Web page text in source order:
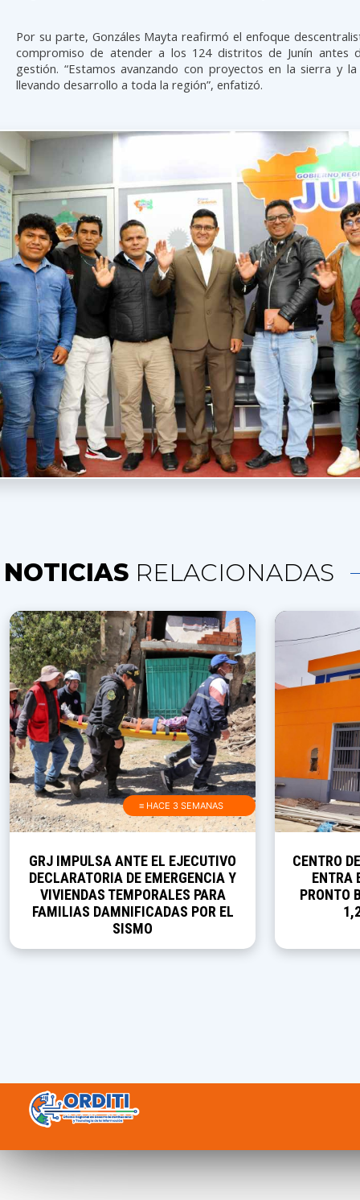
Por su parte, Gonzáles Mayta reafirmó el enfoque
compromiso de atender a los 124 distritos de Junín antes
gestión. “Estamos avanzando con proyectos en la sierra y
llevando desarrollo a toda la región”, enfatizó.
NOTICIAS RELACIONADAS
≡ HACE 3 SEMANAS
GRJ IMPULSA ANTE EL EJECUTIVO
DECLARATORIA DE EMERGENCIA Y
VIVIENDAS TEMPORALES PARA
FAMILIAS DAMNIFICADAS POR EL
SISMO
CENTRO
ENTRA
PRONTO